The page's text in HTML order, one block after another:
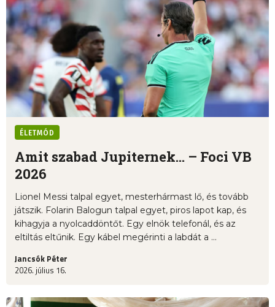
ÉLETMÓD
Amit szabad Jupiternek... – Foci VB
2026
Lionel Messi talpal egyet, mesterhármast lő, és tovább
játszik. Folarin Balogun talpal egyet, piros lapot kap, és
kihagyja a nyolcaddöntőt. Egy elnök telefonál, és az
eltiltás eltűnik. Egy kábel megérinti a labdát a ...
Jancsók Péter
2026. július 16.